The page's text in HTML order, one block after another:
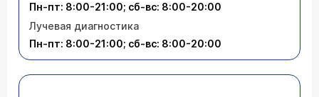
Пн-пт: 8:00-21:00; сб-вс: 8:00-20:00
Лучевая диагностика
Пн-пт: 8:00-21:00; сб-вс: 8:00-20:00